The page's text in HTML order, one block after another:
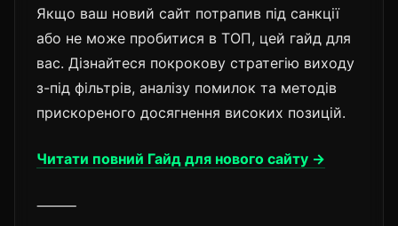
Якщо ваш новий сайт потрапив під санкції
або не може пробитися в ТОП, цей гайд для
вас. Дізнайтеся покрокову стратегію виходу
з-під фільтрів, аналізу помилок та методів
прискореного досягнення високих позицій.
Читати повний Гайд для нового сайту →
⸻